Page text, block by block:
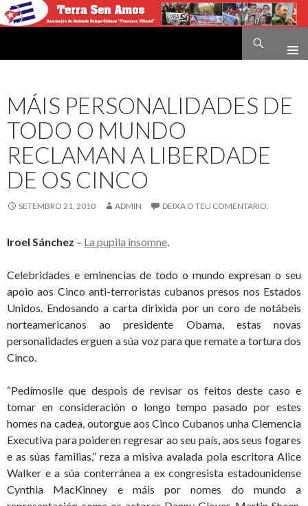
MÁIS PERSONALIDADES DE
TODO O MUNDO
RECLAMAN A LIBERDADE
DE OS CINCO
SETEMBRO 21, 2010 ADMIN DEIXA O TEU COMENTARIO.
Iroel Sánchez – La pupila insomne.
Celebridades e eminencias de todo o mundo expresan o seu
apoio aos Cinco anti-terroristas cubanos presos nos Estados
Unidos. Endosando a carta dirixida por un coro de notábeis
norteamericanos ao presidente Obama, estas novas
personalidades erguen a súa voz para que remate a tortura dos
Cinco.
“Pedímoslle que despois de revisar os feitos deste caso e
tomar en consideración o longo tempo pasado por estes
homes na cadea, outorgue aos Cinco Cubanos unha Clemencia
Executiva para poideren regresar ao seu país, aos seus fogares
e as súas familias,” reza a misiva avalada pola escritora Alice
Walker e a súa conterránea a ex congresista estadounidense
Cynthia MacKinney e máis por nomes do mundo a